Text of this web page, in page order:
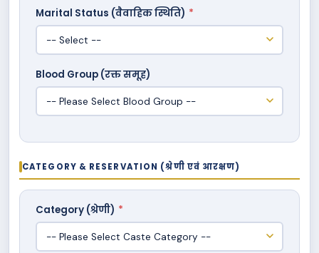
Marital Status (वैवाहिक स्थिति) *
Blood Group (रक्त समूह)
CATEGORY & RESERVATION (श्रेणी एवं आरक्षण)
Category (श्रेणी) *